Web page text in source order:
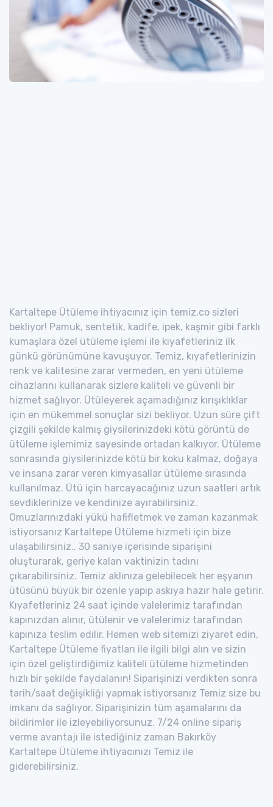
Kartaltepe Ütüleme ihtiyacınız için temiz.co sizleri
bekliyor! Pamuk, sentetik, kadife, ipek, kaşmir gibi farklı
kumaşlara özel ütüleme işlemi ile kıyafetleriniz ilk
günkü görünümüne kavuşuyor. Temiz, kıyafetlerinizin
renk ve kalitesine zarar vermeden, en yeni ütüleme
cihazlarını kullanarak sizlere kaliteli ve güvenli bir
hizmet sağlıyor. Ütüleyerek açamadığınız kırışıklıklar
için en mükemmel sonuçlar sizi bekliyor. Uzun süre çift
çizgili şekilde kalmış giysilerinizdeki kötü görüntü de
ütüleme işlemimiz sayesinde ortadan kalkıyor. Ütüleme
sonrasında giysilerinizde kötü bir koku kalmaz, doğaya
ve insana zarar veren kimyasallar ütüleme sırasında
kullanılmaz. Ütü için harcayacağınız uzun saatleri artık
sevdiklerinize ve kendinize ayırabilirsiniz.
Omuzlarınızdaki yükü hafifletmek ve zaman kazanmak
istiyorsanız Kartaltepe Ütüleme hizmeti için bize
ulaşabilirsiniz.. 30 saniye içerisinde siparişini
oluşturarak, geriye kalan vaktinizin tadını
çıkarabilirsiniz. Temiz aklınıza gelebilecek her eşyanın
ütüsünü büyük bir özenle yapıp askıya hazır hale getirir.
Kıyafetleriniz 24 saat içinde valelerimiz tarafından
kapınızdan alınır, ütülenir ve valelerimiz tarafından
kapınıza teslim edilir. Hemen web sitemizi ziyaret edin,
Kartaltepe Ütüleme fiyatları ile ilgili bilgi alın ve sizin
için özel geliştirdiğimiz kaliteli ütüleme hizmetinden
hızlı bir şekilde faydalanın! Siparişinizi verdikten sonra
tarih/saat değişikliği yapmak istiyorsanız Temiz size bu
imkanı da sağlıyor. Siparişinizin tüm aşamalarını da
bildirimler ile izleyebiliyorsunuz. 7/24 online sipariş
verme avantajı ile istediğiniz zaman Bakırköy
Kartaltepe Ütüleme ihtiyacınızı Temiz ile
giderebilirsiniz.